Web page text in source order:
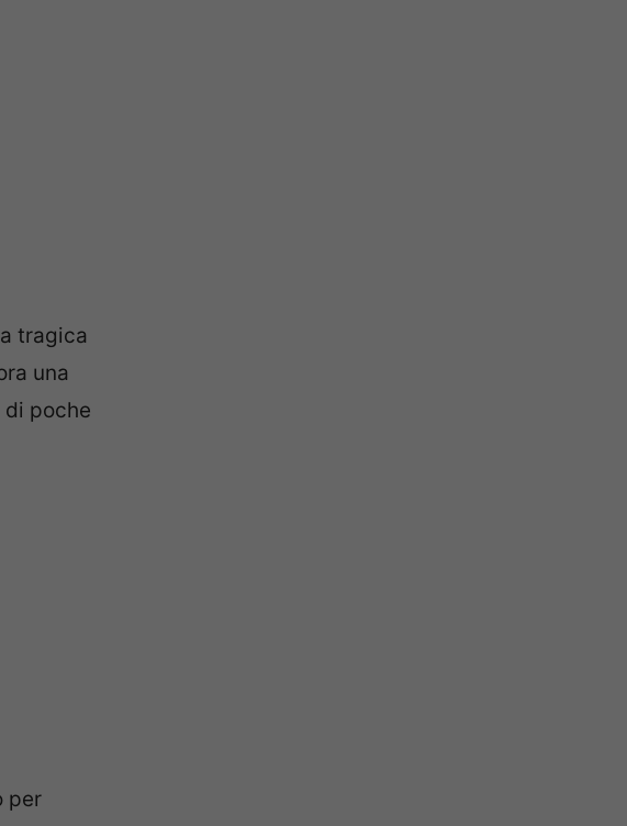
tragica
una
poche
per